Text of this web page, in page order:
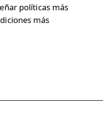
políticas más
más